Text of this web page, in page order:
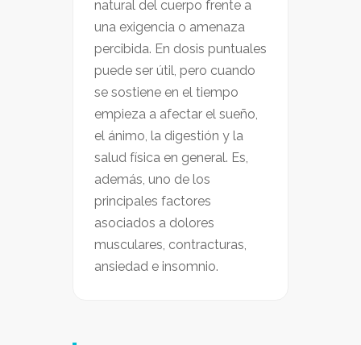
natural del cuerpo frente a
una exigencia o amenaza
percibida. En dosis puntuales
puede ser útil, pero cuando
se sostiene en el tiempo
empieza a afectar el sueño,
el ánimo, la digestión y la
salud física en general. Es,
además, uno de los
principales factores
asociados a dolores
musculares, contracturas,
ansiedad e insomnio.